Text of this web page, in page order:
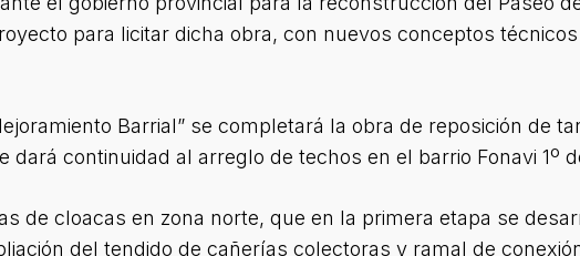
para licitar dicha obra, con nuevos conceptos
Barrial” se completará la obra de reposición de
dará continuidad al arreglo de techos en el barrio Fonavi 1º
de cloacas en zona norte, que en la primera etapa se
del tendido de cañerías colectoras y ramal de